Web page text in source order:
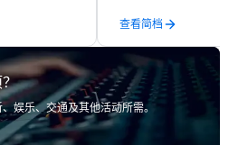
while helping clients
costs. Trusted by top
across all industries,
visions to life and
event creates lasting
查看简档
娱乐、交通及其他活动所需。